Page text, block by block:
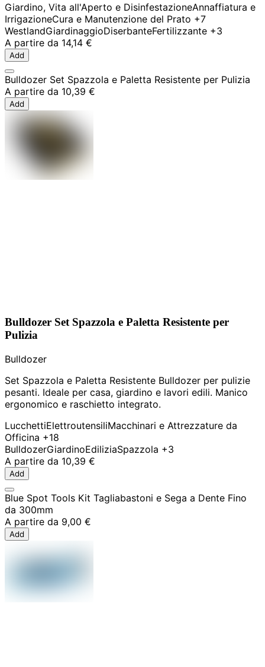
Giardino, Vita all'Aperto e DisinfestazioneAnnaffiatura e
IrrigazioneCura e Manutenzione del Prato +7
WestlandGiardinaggioDiserbanteFertilizzante +3
A partire da 14,14 €
Add
Bulldozer Set Spazzola e Paletta Resistente per Pulizia
A partire da 10,39 €
Add
Bulldozer Set Spazzola e Paletta Resistente per
Pulizia
Bulldozer
Set Spazzola e Paletta Resistente Bulldozer per pulizie
pesanti. Ideale per casa, giardino e lavori edili. Manico
ergonomico e raschietto integrato.
LucchettiElettroutensiliMacchinari e Attrezzature da
Officina +18
BulldozerGiardinoEdiliziaSpazzola +3
A partire da 10,39 €
Add
Blue Spot Tools Kit Tagliabastoni e Sega a Dente Fino
da 300mm
A partire da 9,00 €
Add